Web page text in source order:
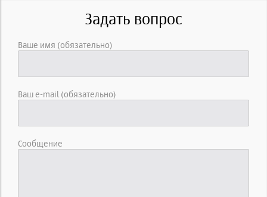
Задать вопрос
Ваше имя (обязательно)
Ваш e-mail (обязательно)
Сообщение